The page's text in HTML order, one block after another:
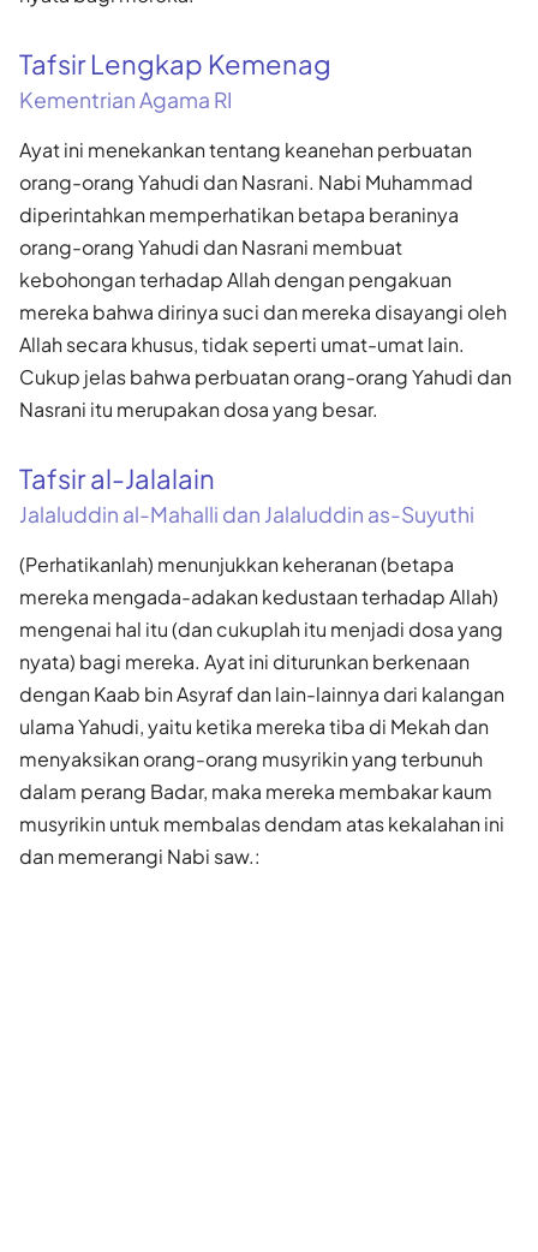
Tafsir Lengkap Kemenag
Kementrian Agama RI
Ayat ini menekankan tentang keanehan perbuatan
orang-orang Yahudi dan Nasrani. Nabi Muhammad
diperintahkan memperhatikan betapa beraninya
orang-orang Yahudi dan Nasrani membuat
kebohongan terhadap Allah dengan pengakuan
mereka bahwa dirinya suci dan mereka disayangi oleh
Allah secara khusus, tidak seperti umat-umat lain.
Cukup jelas bahwa perbuatan orang-orang Yahudi dan
Nasrani itu merupakan dosa yang besar.
Tafsir al-Jalalain
Jalaluddin al-Mahalli dan Jalaluddin as-Suyuthi
(Perhatikanlah) menunjukkan keheranan (betapa
mereka mengada-adakan kedustaan terhadap Allah)
mengenai hal itu (dan cukuplah itu menjadi dosa yang
nyata) bagi mereka. Ayat ini diturunkan berkenaan
dengan Kaab bin Asyraf dan lain-lainnya dari kalangan
ulama Yahudi, yaitu ketika mereka tiba di Mekah dan
menyaksikan orang-orang musyrikin yang terbunuh
dalam perang Badar, maka mereka membakar kaum
musyrikin untuk membalas dendam atas kekalahan ini
dan memerangi Nabi saw.: